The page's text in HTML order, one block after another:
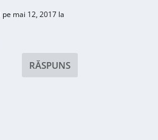
pe mai 12, 2017 la
RĂSPUNS